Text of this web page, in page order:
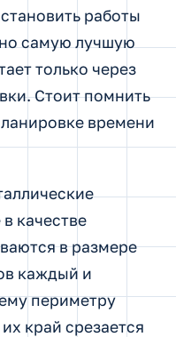
работы
самую лучшую
только через
Стоит помнить
времени
качестве
в размере
каждый и
периметру
край срезается